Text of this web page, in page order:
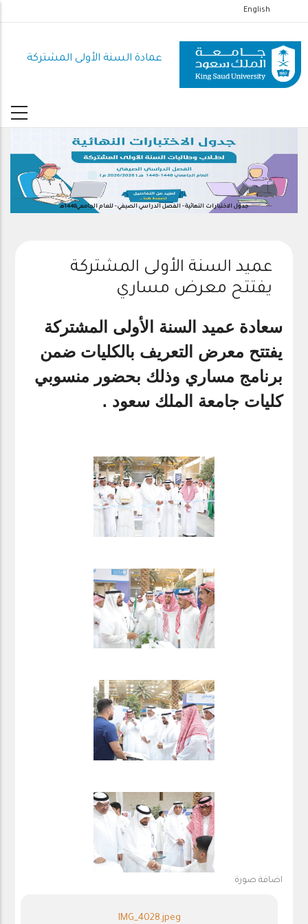
إلى
المحتوى
الرئيسي
English
عمادة السنة الأولى المشتركة
جدول الاختبارات النهائية - الفصل الدراسي الصيفي - للعام الجامعي1448هـ
عميد السنة الأولى المشتركة
يفتتح معرض مساري
سعادة عميد ‫السنة الأولى المشتركة‬
يفتتح معرض التعريف بالكليات ضمن
برنامج ‫مساري‬ وذلك بحضور منسوبي
كليات جامعة الملك سعود .
اضافة صورة
IMG_4028.jpeg